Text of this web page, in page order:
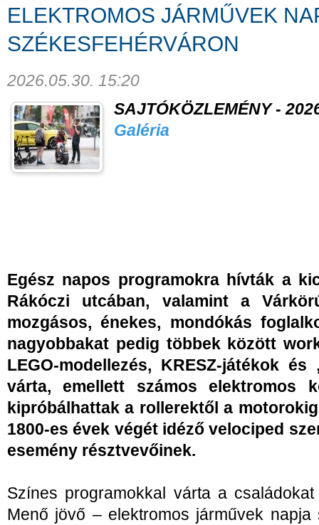
ELEKTROMOS JÁRMŰVEK
SZÉKESFEHÉRVÁRON
2026.05.30. 15:20
SAJTÓKÖZLEMÉNY -
Galéria
Egész napos programokra hívták a
Rákóczi utcában, valamint a
mozgásos, énekes, mondókás
nagyobbakat pedig többek között
LEGO-modellezés, KRESZ-játékok és
várta, emellett számos elektromos
kipróbálhattak a rollerektől a
1800-es évek végét idéző velociped
esemény résztvevőinek.
Színes programokkal várta a
Menő jövő – elektromos járművek napja